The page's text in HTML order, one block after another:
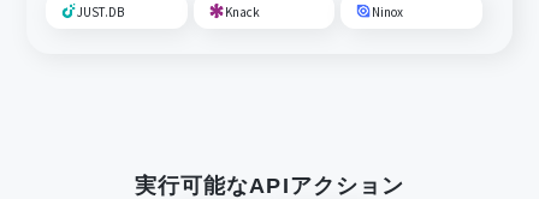
JUST.DB Knack Ninox
実行可能なAPIアクション